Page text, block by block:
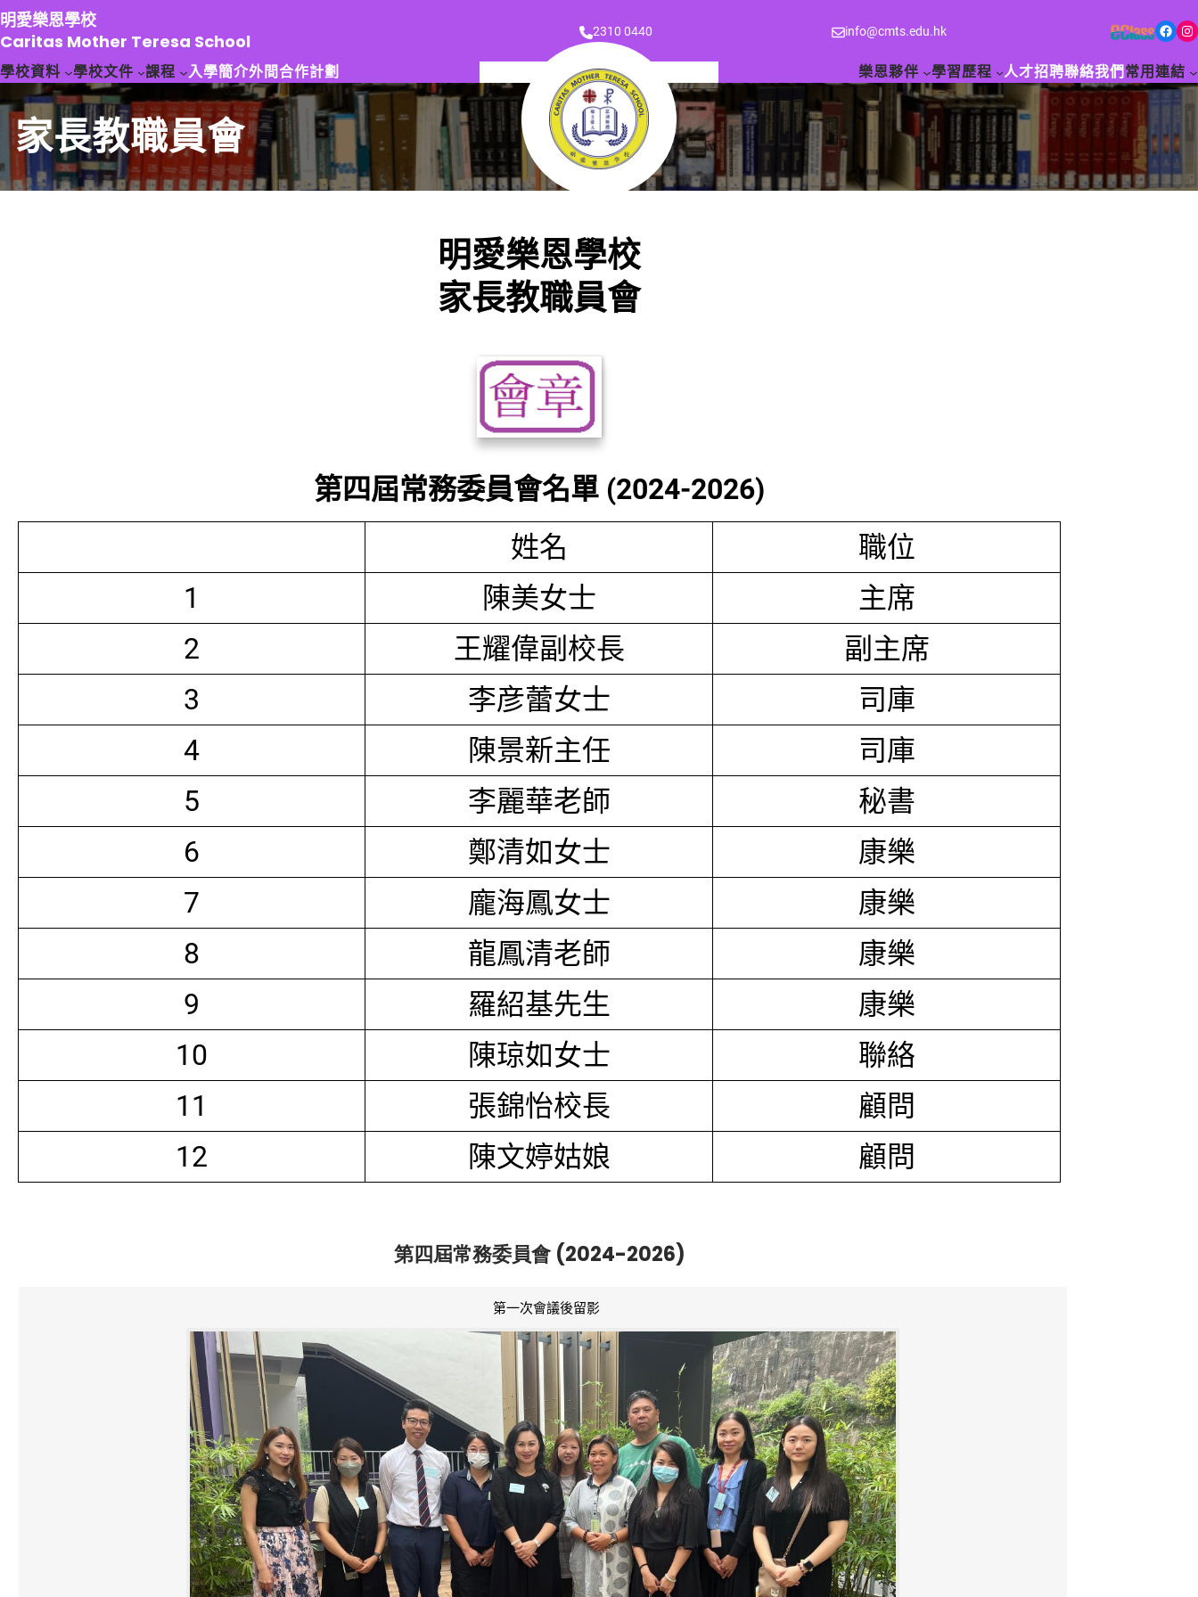
跳
至
主
要
容
明愛樂恩學校
Caritas Mother Teresa School
2310 0440 info@cmts.edu.hk Facebook Instagram
學校資料 學校文件 課程 入學簡介外間合作計劃 樂恩夥伴 學習歷程 人才招聘聯絡我們 常用連結
家長教職員會
明愛樂恩學校
家長教職員會
第四屆常務委員會名單 (2024-2026)
姓名
職位
1
陳美女士
主席
2
王耀偉副校長
副主席
3
李彦蕾女士
司庫
4
陳景新主任
司庫
5
李麗華老師
秘書
6
鄭清如女士
康樂
7
龐海鳳女士
康樂
8
龍鳳清老師
康樂
9
羅紹基先生
康樂
10
陳琼如女士
聯絡
11
張錦怡校長
顧問
12
陳文婷姑娘 顧問
第四屆常務委員會 (2024-2026)
第一次會議後留影